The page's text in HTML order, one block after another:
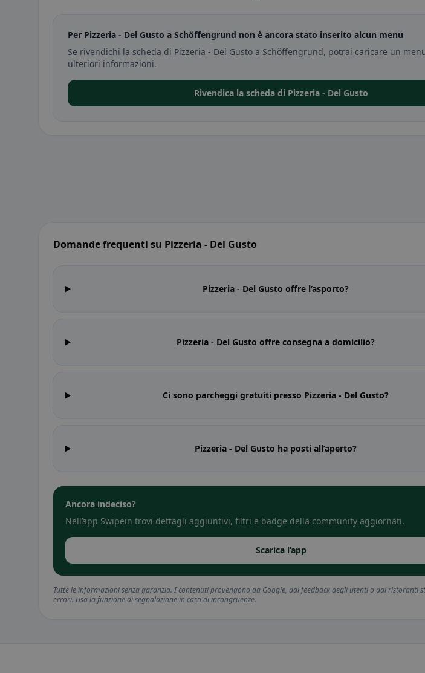
Per Pizzeria - Del Gusto a Schöffengrund non è ancora stato inserito alcun menu
Se rivendichi la scheda di Pizzeria - Del Gusto a Schöffengrund, potrai caricare un
ulteriori informazioni.
Rivendica la scheda di Pizzeria - Del Gusto
Domande frequenti su Pizzeria - Del Gusto
Pizzeria - Del Gusto offre l’asporto?
Pizzeria - Del Gusto offre consegna a domicilio?
Ci sono parcheggi gratuiti presso Pizzeria - Del Gusto?
Pizzeria - Del Gusto ha posti all’aperto?
Ancora indeciso?
Nell’app Swipein trovi dettagli aggiuntivi, filtri e badge della community aggiornati.
Scarica l’app
Tutte le informazioni senza garanzia. I contenuti provengono da Google, dal feedback degli utenti o dai ristoranti
errori. Usa la funzione di segnalazione in caso di incongruenze.